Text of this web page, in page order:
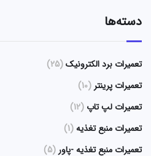
دسته‌ها
تعمیرات برد الکترونیک(25)
تعمیرات پرینتر (10)
تعمیرات لپ تاپ (12)
تعمیرات منبع تغذیه(1)
تعمیرات منبع تغذیه -پاور (5)